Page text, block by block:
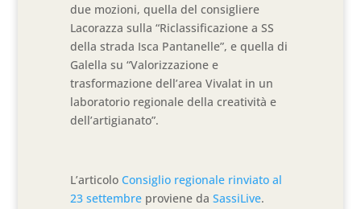
due mozioni, quella del consigliere
Lacorazza sulla “Riclassificazione a SS
della strada Isca Pantanelle”, e quella di
Galella su “Valorizzazione e
trasformazione dell’area Vivalat in un
laboratorio regionale della creatività e
dell’artigianato”.
L’articoloConsiglio regionale rinviato al
23 settembre proviene daSassiLive.